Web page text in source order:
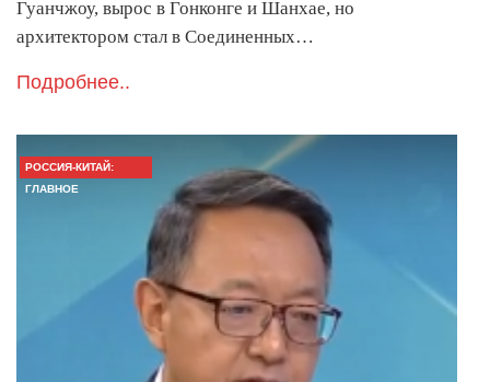
Гуанчжоу, вырос в Гонконге и Шанхае, но
архитектором стал в Соединенных…
Подробнее..
РОССИЯ-КИТАЙ:
ГЛАВНОЕ